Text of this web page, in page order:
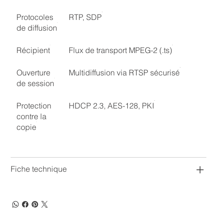
Protocoles
de diffusion
RTP, SDP
Récipient Flux de transport MPEG-2 (.ts)
Ouverture
de session
Multidiffusion via RTSP sécurisé
Protection
contre la
copie
HDCP 2.3, AES-128, PKI
Fiche technique